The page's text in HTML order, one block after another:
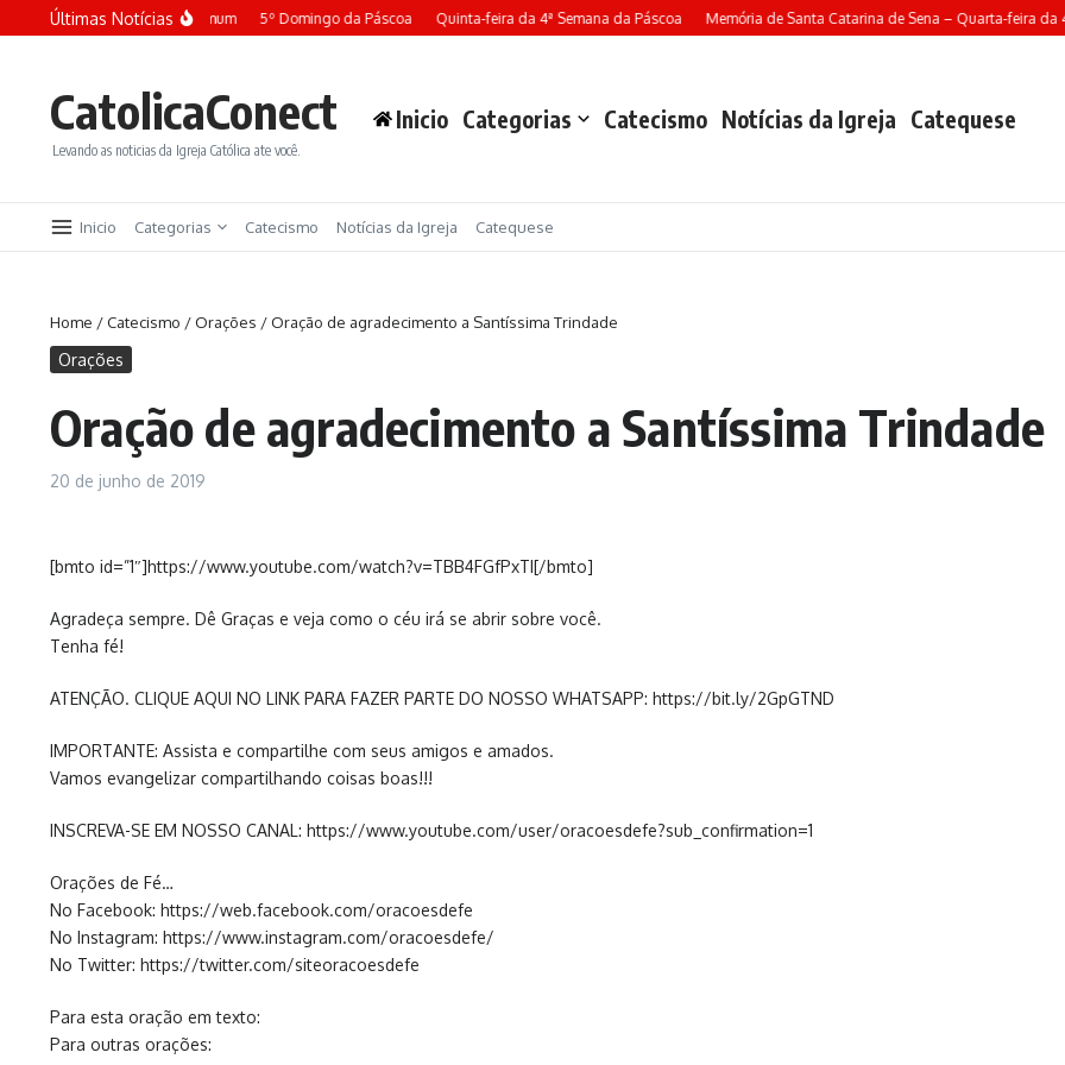
Ir para o conteúdo
Últimas Notícias
13ª semana do Tempo Comum 5º Domingo da Páscoa Quinta-feira da 4ª Semana da Páscoa Memória de Santa Catarina de Sena – Quarta-feira da 4ª
CatolicaConect
Levando as noticias da Igreja Católica ate você.
Inicio Categorias Catecismo Notícias da Igreja Catequese
Inicio Categorias Catecismo Notícias da Igreja Catequese
Home /Catecismo /Orações /Oração de agradecimento a Santíssima Trindade
Orações
Oração de agradecimento a Santíssima Trindade
20 de junho de 2019
[bmto id=”1″]https://www.youtube.com/watch?v=TBB4FGfPxTI[/bmto]
Agradeça sempre. Dê Graças e veja como o céu irá se abrir sobre você.
Tenha fé!
ATENÇÃO. CLIQUE AQUI NO LINK PARA FAZER PARTE DO NOSSO WHATSAPP: https://bit.ly/2GpGTND
IMPORTANTE: Assista e compartilhe com seus amigos e amados.
Vamos evangelizar compartilhando coisas boas!!!
INSCREVA-SE EM NOSSO CANAL: https://www.youtube.com/user/oracoesdefe?sub_confirmation=1
Orações de Fé…
No Facebook: https://web.facebook.com/oracoesdefe
No Instagram: https://www.instagram.com/oracoesdefe/
No Twitter: https://twitter.com/siteoracoesdefe
Para esta oração em texto:
Para outras orações: